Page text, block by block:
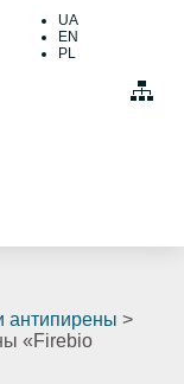
UA
EN
PL
антипирены >
«Firebio